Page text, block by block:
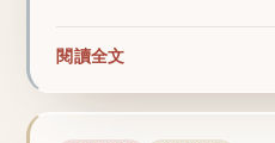
閱讀全文